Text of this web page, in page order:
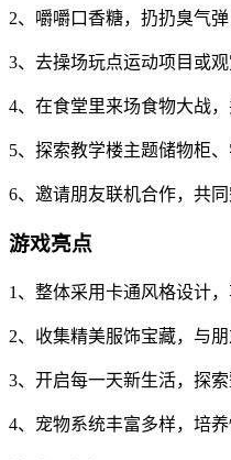
2、嚼嚼口香糖，扔扔臭气
3、去操场玩点运动项目或
4、在食堂里来场食物大战
5、探索教学楼主题储物柜
6、邀请朋友联机合作，共
游戏亮点
1、整体采用卡通风格设计
2、收集精美服饰宝藏，与
3、开启每一天新生活，探
4、宠物系统丰富多样，培养